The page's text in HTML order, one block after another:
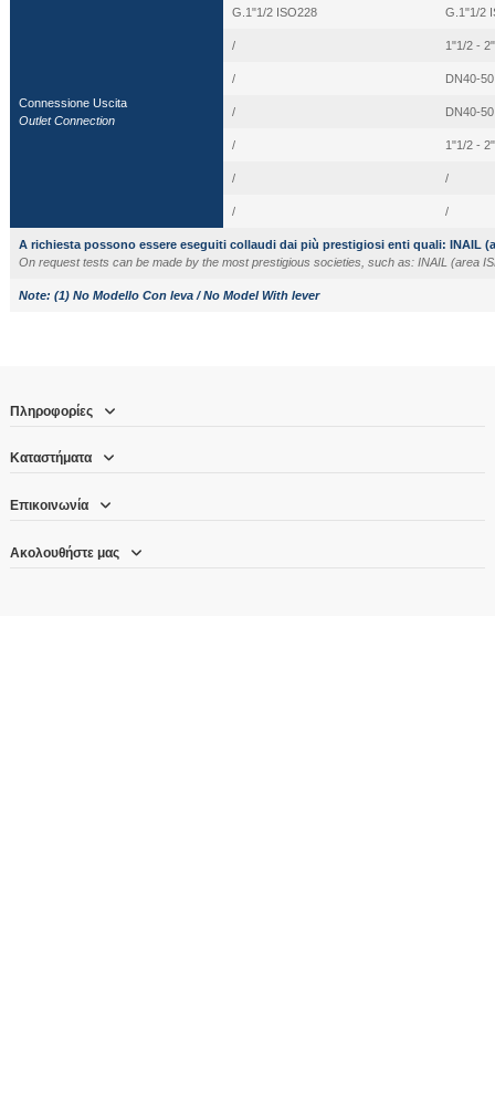
Connessione Uscita
Outlet Connection
G.1"1/2 ISO228 G.1"1/2
/ 1"1/2 -
/ DN40-
/ DN40-
/ 1"1/2 -
/ /
/ /
A richiesta possono essere eseguiti collaudi dai più prestigiosi enti quali: INAIL
On request tests can be made by the most prestigious societies, such as: INAIL (area
Note: (1) No Modello Con leva / No Model With lever
Πληροφορίες
Καταστήματα
Επικοινωνία
Ακολουθήστε μας